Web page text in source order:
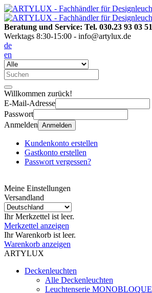
Beratung und Service: Tel. 030.23 93 03 51
Werktags 8:30-15:00 - info@artylux.de
de
en
Willkommen zurück!
E-Mail-Adresse
Passwort
Anmelden Anmelden
Kundenkonto erstellen
Gastkonto erstellen
Passwort vergessen?
Meine Einstellungen
Versandland
Ihr Merkzettel ist leer.
Merkzettel anzeigen
Ihr Warenkorb ist leer.
Warenkorb anzeigen
ARTYLUX
Deckenleuchten
Alle Deckenleuchten
Leuchtenserie MONOBLOQUE